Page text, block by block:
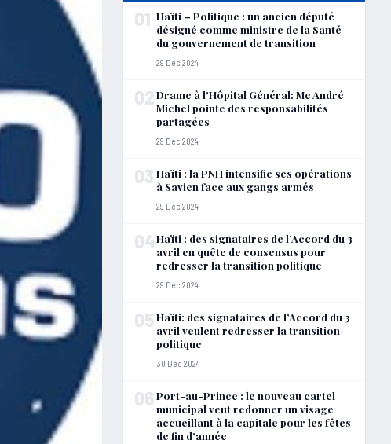
01 Haïti – Politique : un ancien député
désigné comme ministre de la Santé
du gouvernement de transition
29 Déc 2024
02Drame à l’Hôpital Général: Me André
Michel pointe des responsabilités
partagées
29 Déc 2024
03 Haïti : la PNH intensifie ses opérations
à Savien face aux gangs armés
29 Déc 2024
04Haïti : des signataires de l’Accord du 3
avril en quête de consensus pour
redresser la transition politique
29 Déc 2024
05Haïti: des signataires de l’Accord du 3
avril veulent redresser la transition
politique
30 Déc 2024
06Port-au-Prince : le nouveau cartel
municipal veut redonner un visage
accueillant à la capitale pour les fêtes
de fin d’année